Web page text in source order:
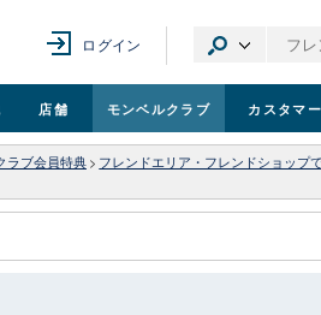
ログイン
店舗 モンベルクラブ カスタマ
ラブ会員特典 > フレンドエリア・フレンドショップ